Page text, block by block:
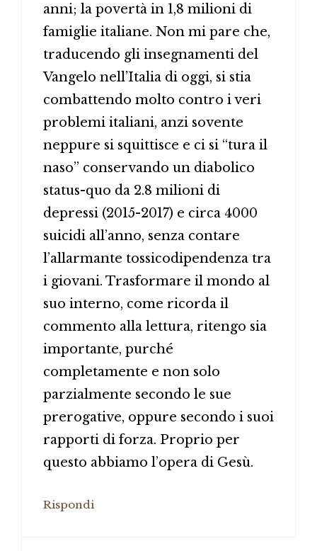
anni; la povertà in 1,8 milioni di
famiglie italiane. Non mi pare che,
traducendo gli insegnamenti del
Vangelo nell’Italia di oggi, si stia
combattendo molto contro i veri
problemi italiani, anzi sovente
neppure si squittisce e ci si “tura il
naso” conservando un diabolico
status-quo da 2.8 milioni di
depressi (2015-2017) e circa 4000
suicidi all’anno, senza contare
l’allarmante tossicodipendenza tra
i giovani. Trasformare il mondo al
suo interno, come ricorda il
commento alla lettura, ritengo sia
importante, purché
completamente e non solo
parzialmente secondo le sue
prerogative, oppure secondo i suoi
rapporti di forza. Proprio per
questo abbiamo l’opera di Gesù.
Rispondi